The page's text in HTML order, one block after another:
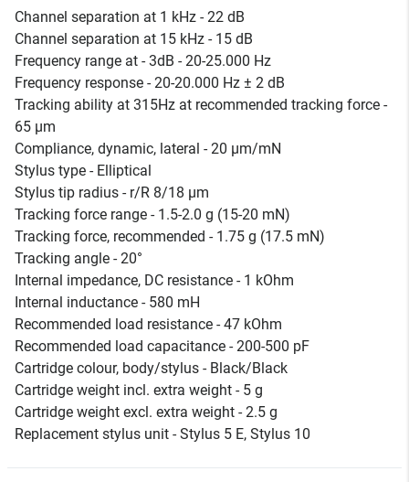
Channel separation at 1 kHz - 22 dB
Channel separation at 15 kHz - 15 dB
Frequency range at - 3dB - 20-25.000 Hz
Frequency response - 20-20.000 Hz ± 2 dB
Tracking ability at 315Hz at recommended tracking force -
65 µm
Compliance, dynamic, lateral - 20 µm/mN
Stylus type - Elliptical
Stylus tip radius - r/R 8/18 µm
Tracking force range - 1.5-2.0 g (15-20 mN)
Tracking force, recommended - 1.75 g (17.5 mN)
Tracking angle - 20°
Internal impedance, DC resistance - 1 kOhm
Internal inductance - 580 mH
Recommended load resistance - 47 kOhm
Recommended load capacitance - 200-500 pF
Cartridge colour, body/stylus - Black/Black
Cartridge weight incl. extra weight - 5 g
Cartridge weight excl. extra weight - 2.5 g
Replacement stylus unit - Stylus 5 E, Stylus 10